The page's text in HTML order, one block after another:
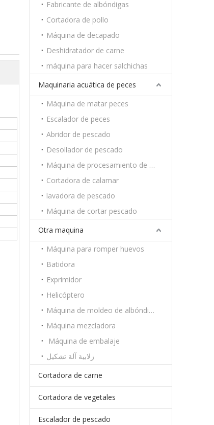
Fabricante de albóndigas
Cortadora de pollo
Máquina de decapado
Deshidratador de carne
máquina para hacer salchichas
Maquinaria acuática de peces
Máquina de matar peces
Escalador de peces
Abridor de pescado
Desollador de pescado
Máquina de procesamiento de camarón
Cortadora de calamar
lavadora de pescado
Máquina de cortar pescado
Otra maquina
Máquina para romper huevos
Batidora
Exprimidor
Helicóptero
Máquina de moldeo de albóndigas
Máquina mezcladora
Máquina de embalaje
زلابية آلة تشكيل
Cortadora de carne
Cortadora de vegetales
Escalador de pescado